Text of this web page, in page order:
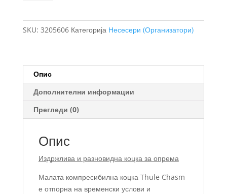
SKU: 3205606 Категорија Несесери (Организатори)
Опис
Дополнителни информации
Прегледи (0)
Опис
Издржлива и разновидна коцка за опрема
Малата компресибилна коцка Thule Chasm
е отпорна на временски услови и